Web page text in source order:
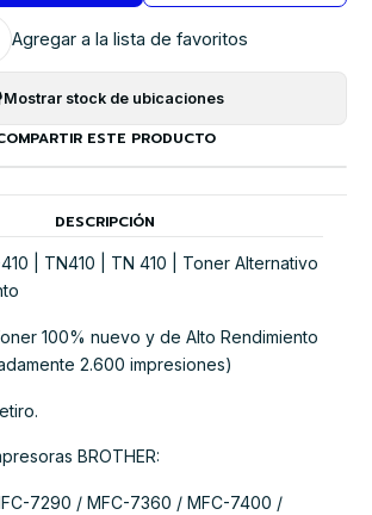
Agregar a la lista de favoritos
Mostrar stock de ubicaciones
ESTE PRODUCTO
DESCRIPCIÓN
| TN410 | TN 410 | Toner Alternativo
100% nuevo y de Alto Rendimiento
2.600 impresiones)
BROTHER:
7290 / MFC-7360 / MFC-7400 /